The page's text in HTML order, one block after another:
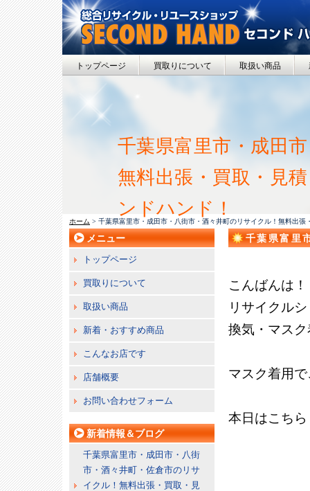
トップページ 買取りについて 取扱い商品
千葉県富里市・成田
無料出張・買取・見
ンドハンド！
ホーム > 千葉県富里市・成田市・八街市・酒々井町のリサイクル！無料出
千葉県富里
こんばんは！
リサイクル
換気・マス
マスク着用
本日はこちら
メニュー
トップページ
買取りについて
取扱い商品
新着・おすすめ商品
こんなお店です
店舗概要
お問い合わせフォーム
新着情報＆ブログ
千葉県富里市・成田市・八街
市・酒々井町・佐倉市のリサ
イクル！無料出張・買取・見